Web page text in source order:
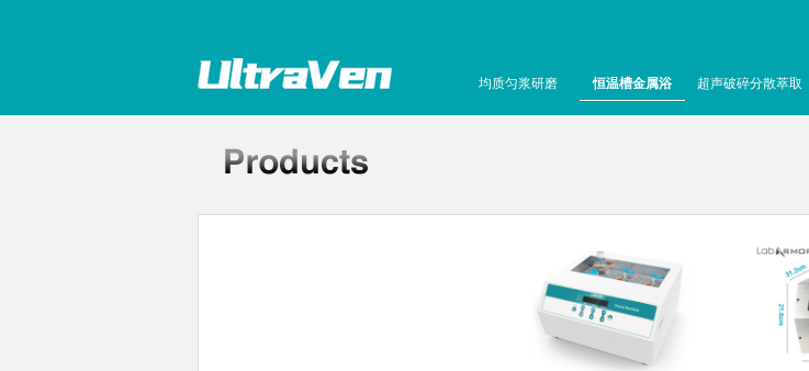
均质匀浆研磨 恒温槽金属浴 超声破碎分散萃取